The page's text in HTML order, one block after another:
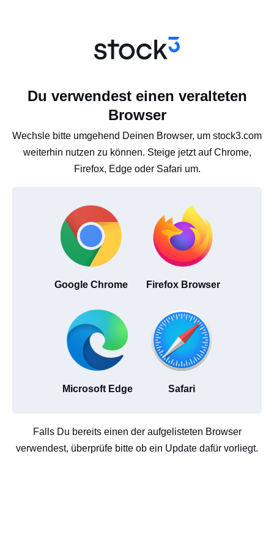
Du verwendest einen veralteten
Browser
Wechsle bitte umgehend Deinen Browser, um stock3.com
weiterhin nutzen zu können. Steige jetzt auf Chrome,
Firefox, Edge oder Safari um.
Google Chrome Firefox Browser
Microsoft Edge Safari
Falls Du bereits einen der aufgelisteten Browser
verwendest, überprüfe bitte ob ein Update dafür vorliegt.